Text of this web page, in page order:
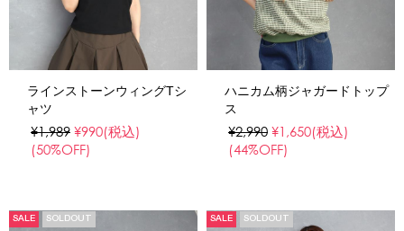
ラインストーンウィングTシ
ャツ
¥1,989 ¥990(税込)
(50%OFF)
ハニカム柄ジャガードトップ
ス
¥2,990 ¥1,650(税込)
(44%OFF)
SALE SOLDOUT SALE SOLDOUT